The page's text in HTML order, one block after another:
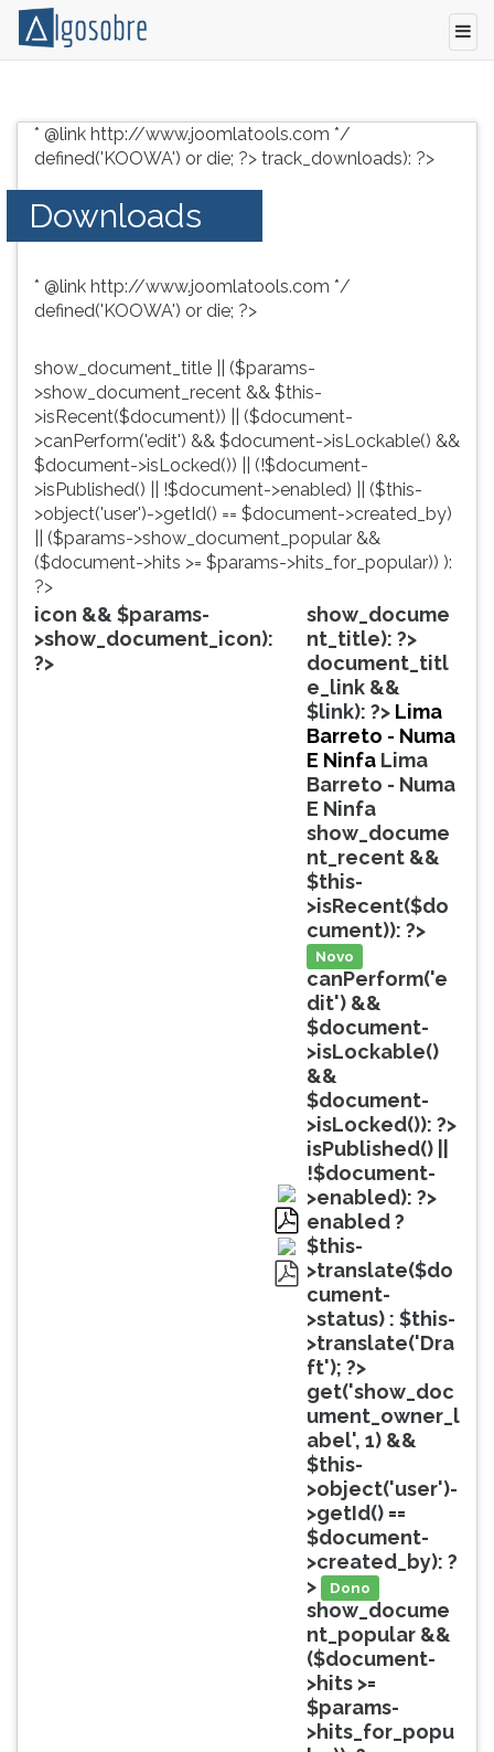
grátis
vestibular,
enem
concursos.
resumos
livros,
biografias,
profissões,
simulados
comentados.
Acessibilidade
leitor
TAB
depois
F
para
ouvir
conteúdo
principal
pular
essa
leitura
pressione
depois
pausar
* @link http://www.joomlatools.com */
defined('KOOWA') or die; ?> track_downloads): ?>
Downloads
* @link http://www.joomlatools.com */
defined('KOOWA') or die; ?>
show_document_title || ($params-
>show_document_recent && $this-
>isRecent($document)) || ($document-
>canPerform('edit') && $document->isLockable() &&
$document->isLocked()) || (!$document-
>isPublished() || !$document->enabled) || ($this-
>object('user')->getId() == $document->created_by)
|| ($params->show_document_popular &&
($document->hits >= $params->hits_for_popular)) ):
?>
icon && $params-
>show_document_icon):
?>
pdf
pdf
show_docume
nt_title): ?>
document_titl
e_link &&
$link): ?> Lima
Barreto - Numa
E Ninfa Lima
Barreto - Numa
E Ninfa
show_docume
nt_recent &&
$this-
>isRecent($do
cument)): ?>
Novo
canPerform('e
dit') &&
$document-
>isLockable()
&&
$document-
>isLocked()): ?>
isPublished() ||
!$document-
>enabled): ?>
enabled ?
$this-
>translate($do
cument-
>status) : $this-
>translate('Dra
ft'); ?>
get('show_doc
ument_owner_l
abel', 1) &&
$this-
>object('user')-
>getId() ==
$document-
>created_by): ?
>
Dono
show_docume
nt_popular &&
($document-
>hits >=
$params-
>hits_for_popu